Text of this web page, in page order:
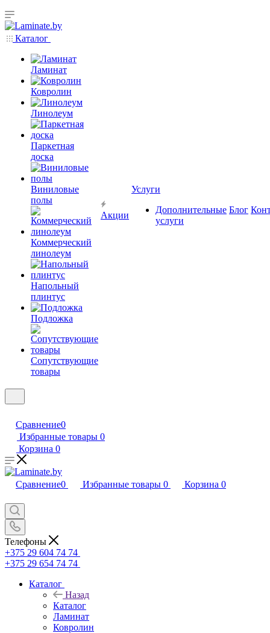
Каталог
Ламинат
Ковролин
Линолеум
Паркетная
доска
Виниловые
полы
Коммерческий
линолеум
Напольный
плинтус
Подложка
Сопутствующие
товары
Акции
Услуги
Дополнительные
услуги
Блог
Сравнение0
Избранные товары 0
Корзина 0
Сравнение0 Избранные товары 0 Корзина 0
Телефоны
+375 29 604 74 74
+375 29 654 74 74
Каталог
Назад
Каталог
Ламинат
Ковролин